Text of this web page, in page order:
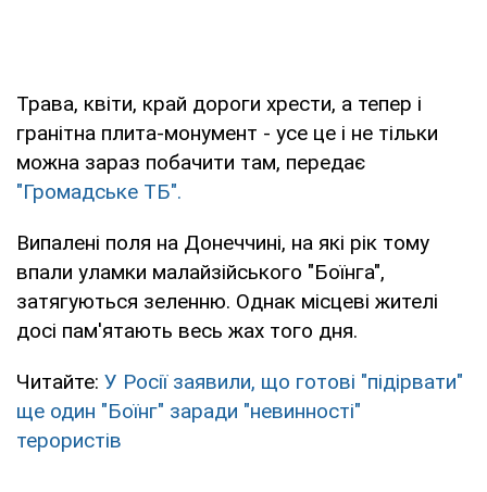
Трава, квіти, край дороги хрести, а тепер і
гранітна плита-монумент - усе це і не тільки
можна зараз побачити там, передає
"Громадське ТБ".
Випалені поля на Донеччині, на які рік тому
впали уламки малайзійського "Боїнга",
затягуються зеленню. Однак місцеві жителі
досі пам'ятають весь жах того дня.
Читайте: У Росії заявили, що готові "підірвати"
ще один "Боїнг" заради "невинності"
терористів